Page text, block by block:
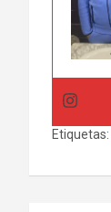
Etiquetas: